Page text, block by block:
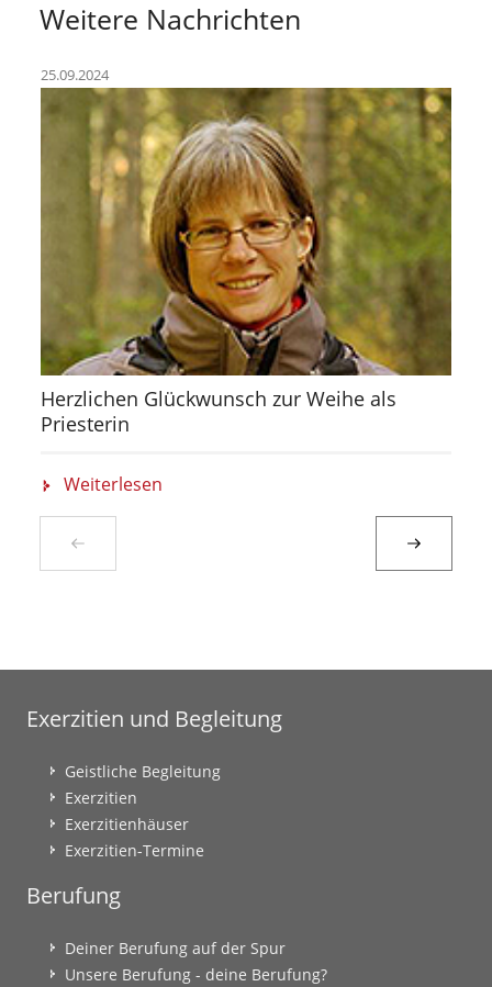
Weitere Nachrichten
25.09.2024
Herzlichen Glückwunsch zur Weihe als
Priesterin
Weiterlesen
Exerzitien und Begleitung
Geistliche Begleitung
Exerzitien
Exerzitienhäuser
Exerzitien-Termine
Berufung
Deiner Berufung auf der Spur
Unsere Berufung - deine Berufung?